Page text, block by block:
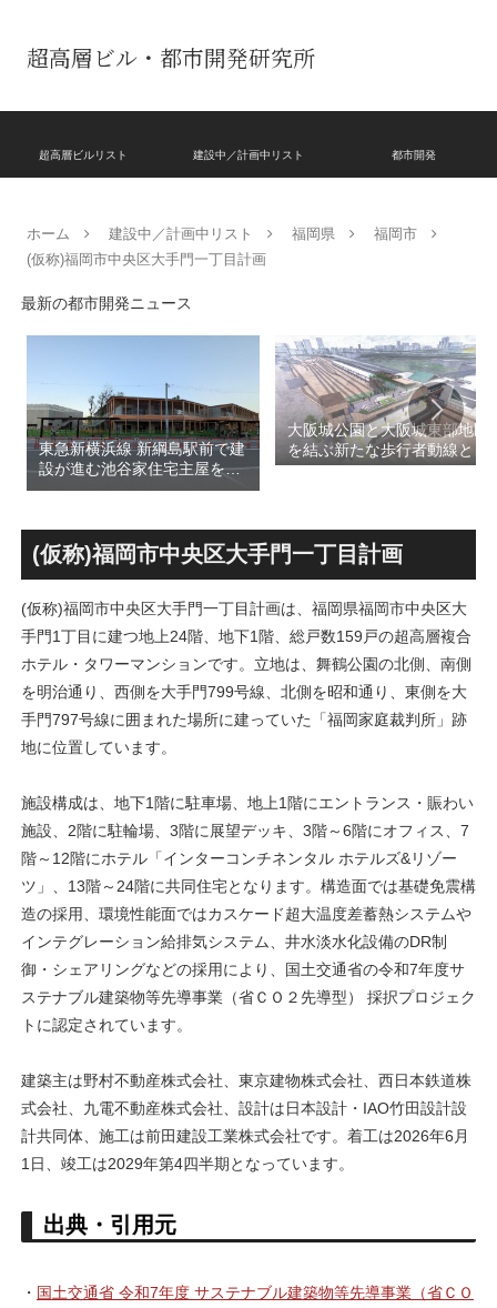
超高層ビル・都市開発研究所
超高層ビルリスト 建設中／計画中リスト 都市開発
ホーム 建設中／計画中リスト 福岡県
福岡市
(仮称)福岡市中央区大手門一丁目計画
最新の都市開発ニュース
東急新横浜線 新綱島駅前で建
設が進む池谷家住宅主屋を活
用した「新綱島MICCA」！！
による新たな駅前拠点が2026
年秋誕生へ！！
大阪城公園と大阪城東部地区
を結ぶ新たな歩行者動線とな
る「大阪城公園接続デッ
表！！
(仮称)福岡市中央区大手門一丁目計画
(仮称)福岡市中央区大手門一丁目計画は、福岡県福岡市中央区大
手門1丁目に建つ地上24階、地下1階、総戸数159戸の超高層複合
ホテル・タワーマンションです。立地は、舞鶴公園の北側、南側
を明治通り、西側を大手門799号線、北側を昭和通り、東側を大
手門797号線に囲まれた場所に建っていた「福岡家庭裁判所」跡
地に位置しています。
施設構成は、地下1階に駐車場、地上1階にエントランス・賑わい
施設、2階に駐輪場、3階に展望デッキ、3階～6階にオフィス、7
階～12階にホテル「インターコンチネンタル ホテルズ&リゾー
ツ」、13階～24階に共同住宅となります。構造面では基礎免震構
造の採用、環境性能面ではカスケード超大温度差蓄熱システムや
インテグレーション給排気システム、井水淡水化設備のDR制
御・シェアリングなどの採用により、国土交通省の令和7年度サ
ステナブル建築物等先導事業（省ＣＯ２先導型） 採択プロジェク
トに認定されています。
建築主は野村不動産株式会社、東京建物株式会社、西日本鉄道株
式会社、九電不動産株式会社、設計は日本設計・IAO竹田設計設
計共同体、施工は前田建設工業株式会社です。着工は2026年6月
1日、竣工は2029年第4四半期となっています。
出典・引用元
・ 国土交通省 令和7年度 サステナブル建築物等先導事業（省ＣＯ